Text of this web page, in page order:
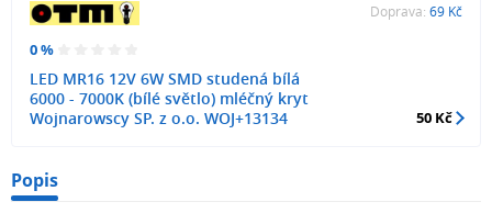
0 %
LED MR16 12V 6W SMD studená bílá
6000 - 7000K (bílé světlo) mléčný kryt
Wojnarowscy SP. z o.o. WOJ+13134
Doprava: 69 Kč
50 Kč
Popis